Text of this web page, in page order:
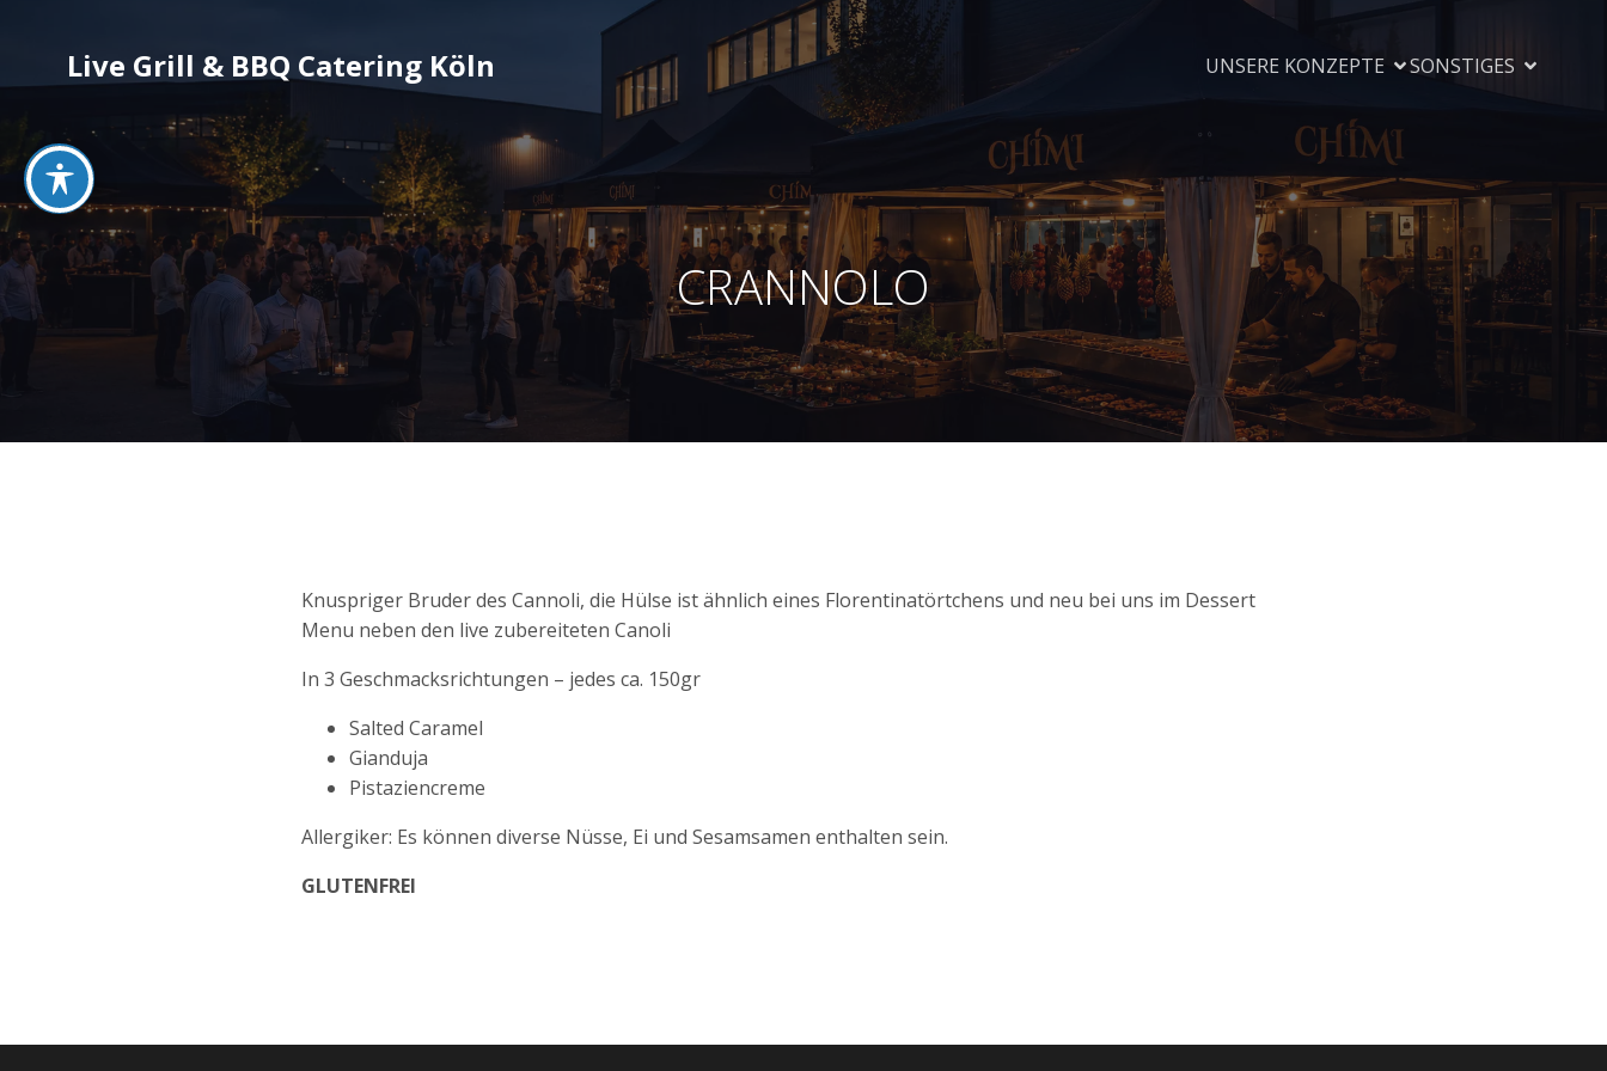
Live Grill & BBQ Catering Köln UNSERE KONZEPTE SONSTIGES
CRANNOLO
Knuspriger Bruder des Cannoli, die Hülse ist ähnlich eines Florentinatörtchens und neu bei uns im Dessert
Menu neben den live zubereiteten Canoli
In 3 Geschmacksrichtungen – jedes ca. 150gr
Salted Caramel
Gianduja
Pistaziencreme
Allergiker: Es können diverse Nüsse, Ei und Sesamsamen enthalten sein.
GLUTENFREI